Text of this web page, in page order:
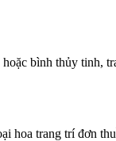
bình thủy tinh,
hoa trang trí đơn